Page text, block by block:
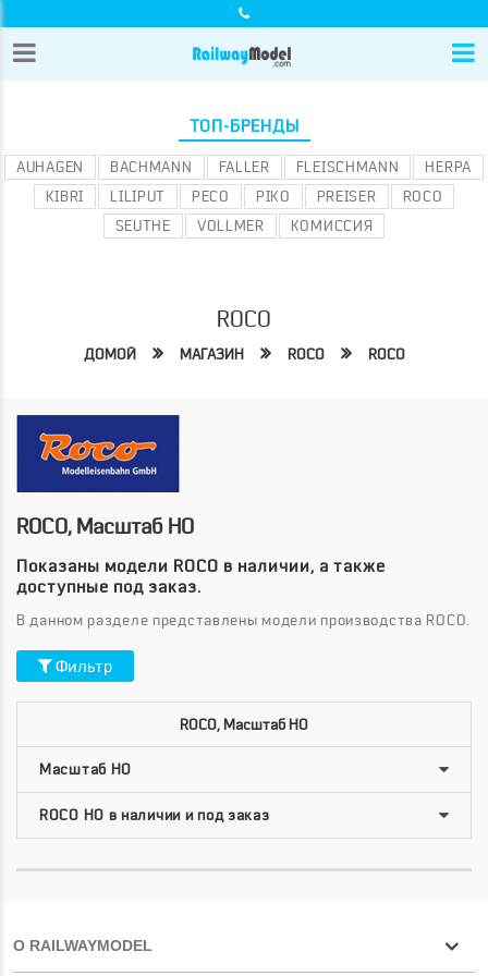
ТОП-БРЕНДЫ
AUHAGEN BACHMANN FALLER FLEISCHMANN
HERPA
KIBRI
LILIPUT PECO PIKO PREISER
ROCO
SEUTHE
VOLLMER КОМИССИЯ
ROCO
ДОМОЙ МАГАЗИН ROCO ROCO
ROCO, Масштаб HO
Показаны модели ROCO в наличии, а также
доступные под заказ.
В данном разделе представлены модели производства ROCO.
Фильтр
ROCO, Масштаб HO
О RAILWAYMODEL